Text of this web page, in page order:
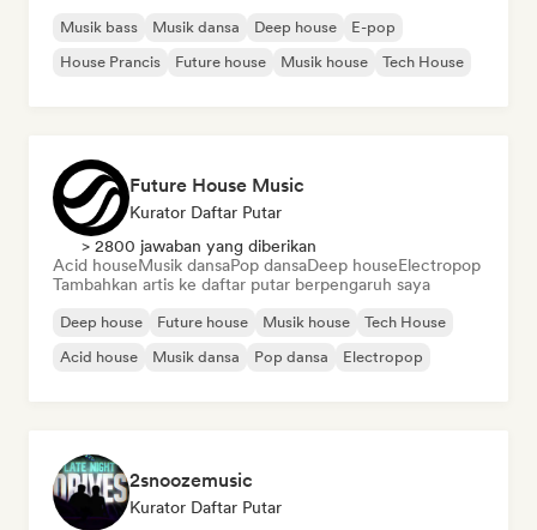
Musik bass Musik dansa Deep house
E-pop
House Prancis
Future house Musik house Tech House
Future House Music
Kurator Daftar Putar
> 2800 jawaban yang diberikan
Acid houseMusik dansaPop dansaDeep houseElectropop
Tambahkan artis ke daftar putar berpengaruh saya
Deep house Future house Musik house
Tech House
Acid house
Musik dansa Pop dansa Electropop
2snoozemusic
Kurator Daftar Putar